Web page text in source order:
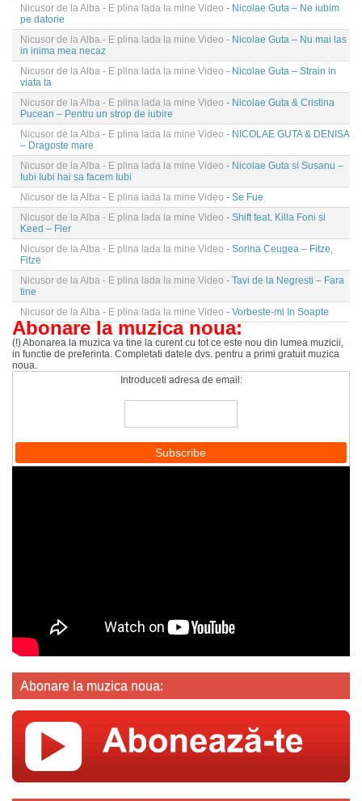
Nicusor de la Alba - E plina lada la mine Video - Nicolae Guta – Ne iubim
pe datorie
Nicusor de la Alba - E plina lada la mine Video - Nicolae Guta – Nu mai las
in inima mea necaz
Nicusor de la Alba - E plina lada la mine Video - Nicolae Guta – Strain in
viata ta
Nicusor de la Alba - E plina lada la mine Video - Nicolae Guta & Cristina
Pucean – Pentru un strop de iubire
Nicusor de la Alba - E plina lada la mine Video - NICOLAE GUTA & DENISA
– Dragoste mare
Nicusor de la Alba - E plina lada la mine Video - Nicolae Guta si Susanu –
Iubi Iubi hai sa facem Iubi
Nicusor de la Alba - E plina lada la mine Video - Se Fue
Nicusor de la Alba - E plina lada la mine Video - Shift feat. Killa Foni si
Keed – Fler
Nicusor de la Alba - E plina lada la mine Video - Sorina Ceugea – Fitze,
Fitze
Nicusor de la Alba - E plina lada la mine Video - Tavi de la Negresti – Fara
tine
Nicusor de la Alba - E plina lada la mine Video - Vorbeste-mi In Soapte
Abonare la muzica noua:
(!) Abonarea la muzica va tine la curent cu tot ce este nou din lumea muzicii,
in functie de preferinta. Completati datele dvs. pentru a primi gratuit muzica
noua.
Introduceti adresa de email:
Abonare la muzica noua: